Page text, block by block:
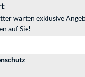
warten exklusive
auf Sie!